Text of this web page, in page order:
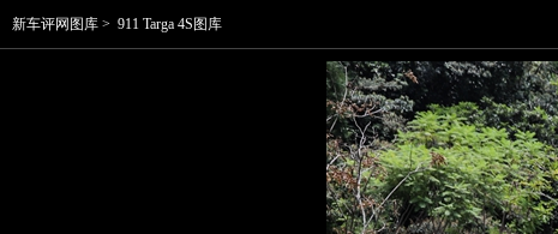
新车评网图库 > 911 Targa 4S图库